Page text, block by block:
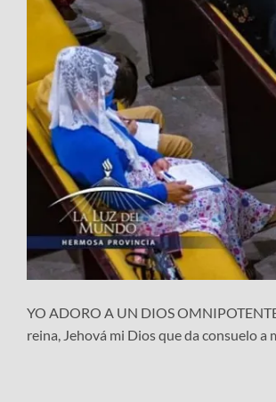
YO ADORO A UN DIOS
reina, Jehová mi Dios que da consuelo